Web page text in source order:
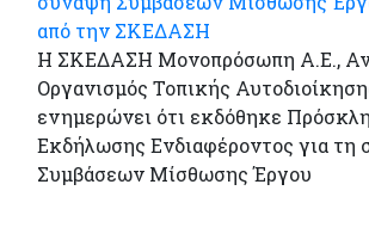
από την ΣΚΕΔΑΣΗ
Η ΣΚΕΔΑΣΗ Μονοπρόσωπη Α.Ε.,
Οργανισμός Τοπικής
ενημερώνει ότι εκδόθηκε
Εκδήλωσης Ενδιαφέροντος για τη
Συμβάσεων Μίσθωσης Έργου